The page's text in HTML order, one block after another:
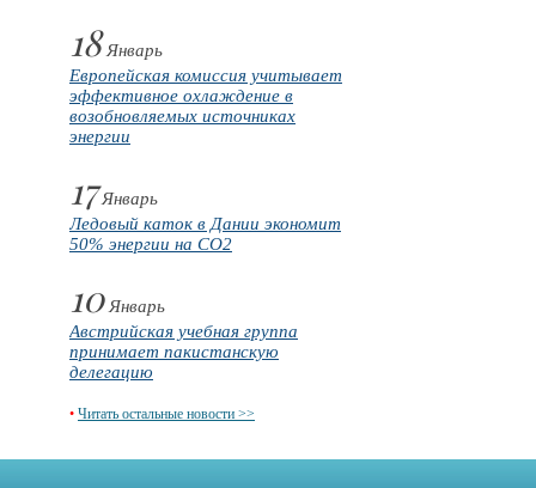
18Январь
Европейская комиссия учитывает
эффективное охлаждение в
возобновляемых источниках
энергии
17Январь
Ледовый каток в Дании экономит
50% энергии на CO2
10Январь
Австрийская учебная группа
принимает пакистанскую
делегацию
• Читать остальные новости >>